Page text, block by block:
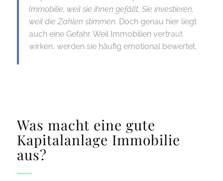
Immobilie, weil sie ihnen gefällt. Sie investieren,
weil die Zahlen stimmen. Doch genau hier liegt
auch eine Gefahr. Weil Immobilien vertraut
wirken, werden sie häufig emotional bewertet.
Was macht eine gute
Kapitalanlage Immobilie
aus?